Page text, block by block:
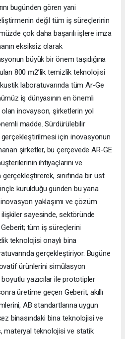
bugünden gören yani
değil tüm iş süreçlerinin
çok daha başarılı işlere imza
eksiksiz olarak
büyük bir önem taşıdığına
800 m2’lik temizlik teknolojisi
laboratuvarında tüm Ar-Ge
iş dünyasının en önemli
inovayson, şirketlerin yol
madde. Sürdürülebilir
gerçekleştirilmesi için inovasyonun
şirketler, bu çerçevede AR-GE
ihtiyaçlarını ve
sınıfında bir üst
kurulduğu günden bu yana
yaklaşımı ve çözüm
ilişkiler sayesinde, sektöründe
tüm iş süreçlerini
teknolojisi onaylı bina
gerçekleştiriyor. Bugüne
ürünlerini simülasyon
yazıcılar ile prototipler
üretime geçen Geberit, akıllı
AB standartlarına uygun
binasındaki bina teknolojisi ve
materyal teknolojisi ve statik